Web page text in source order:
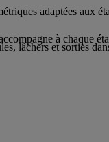
adaptées aux
lâchers et sorties
à chaque